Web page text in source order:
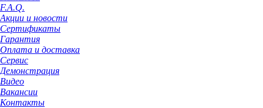
F.A.Q.
Акции и новости
Сертификаты
Гарантия
Оплата и доставка
Сервис
Демонстрация
Видео
Вакансии
Контакты